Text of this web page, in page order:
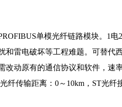
单模光纤链路模块。1
和雷电破坏等工程难题。可替代
改动原有的通信协议和软件，速
光纤传输距离：0～10km，ST光